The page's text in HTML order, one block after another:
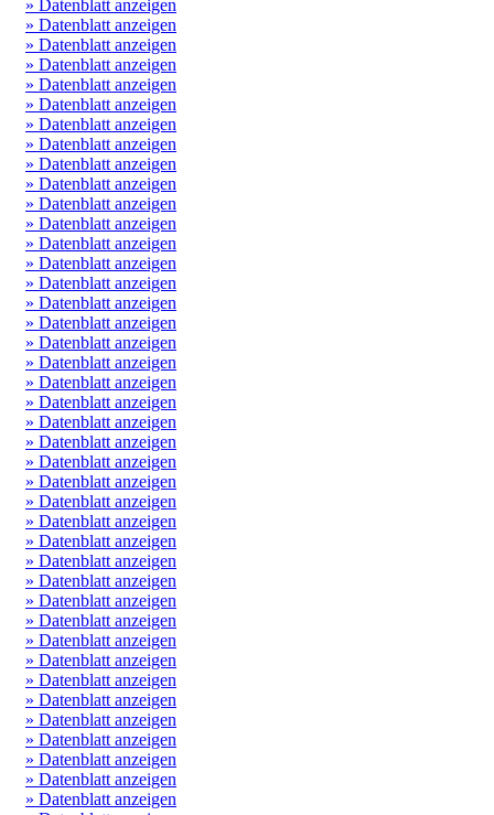
» Datenblatt anzeigen
» Datenblatt anzeigen
» Datenblatt anzeigen
» Datenblatt anzeigen
» Datenblatt anzeigen
» Datenblatt anzeigen
» Datenblatt anzeigen
» Datenblatt anzeigen
» Datenblatt anzeigen
» Datenblatt anzeigen
» Datenblatt anzeigen
» Datenblatt anzeigen
» Datenblatt anzeigen
» Datenblatt anzeigen
» Datenblatt anzeigen
» Datenblatt anzeigen
» Datenblatt anzeigen
» Datenblatt anzeigen
» Datenblatt anzeigen
» Datenblatt anzeigen
» Datenblatt anzeigen
» Datenblatt anzeigen
» Datenblatt anzeigen
» Datenblatt anzeigen
» Datenblatt anzeigen
» Datenblatt anzeigen
» Datenblatt anzeigen
» Datenblatt anzeigen
» Datenblatt anzeigen
» Datenblatt anzeigen
» Datenblatt anzeigen
» Datenblatt anzeigen
» Datenblatt anzeigen
» Datenblatt anzeigen
» Datenblatt anzeigen
» Datenblatt anzeigen
» Datenblatt anzeigen
» Datenblatt anzeigen
» Datenblatt anzeigen
» Datenblatt anzeigen
» Datenblatt anzeigen